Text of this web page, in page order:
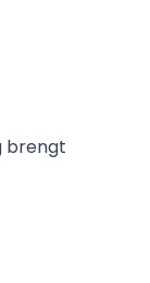
brengt